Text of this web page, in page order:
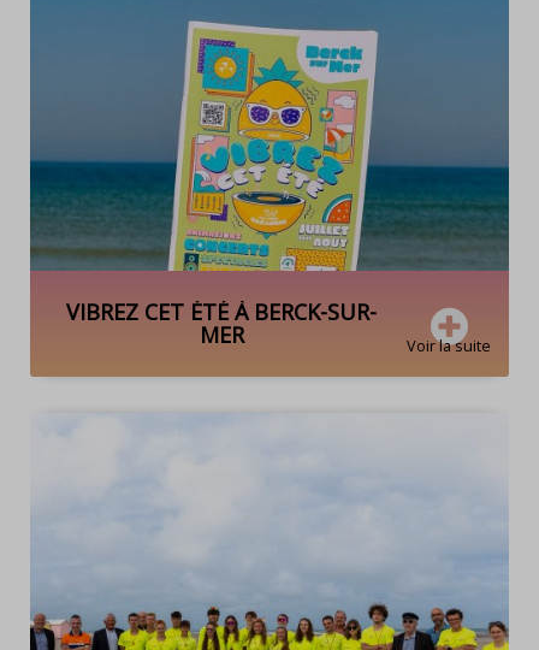
VIBREZ CET ÉTÉ À BERCK-SUR-
MER Voir la suite